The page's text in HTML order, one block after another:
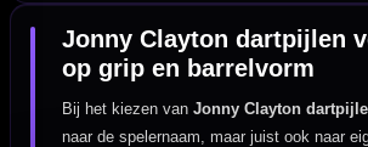
Jonny Clayton dartpijlen
op grip en barrelvorm
Bij het kiezen vanJonny Clayton
naar de spelernaam, maar juist ook naar